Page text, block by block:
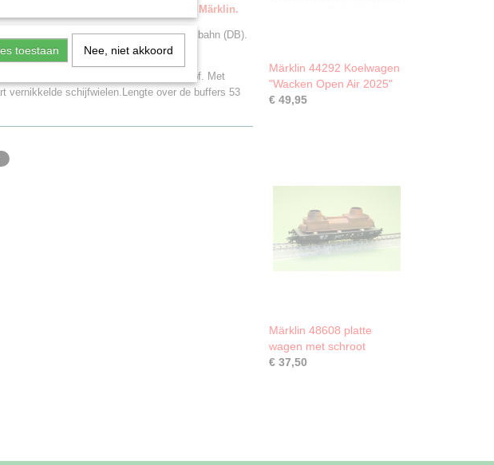
binnen 30 dagen na uitlevering door Märklin.
Gbkl 326 van de Deutsche Bundesbahn (DB).
Zoals in gebruik in Periode IVa.
gedetailleerd en bedrukt kunststof. Met
vernikkelde schijfwielen.Lengte over de buffers 53
Märklin 44292 Koelwagen
"Wacken Open Air 2025"
€ 49,95
Märklin 48608 platte
wagen met schroot
€ 37,50
toestaan Nee, niet akkoord